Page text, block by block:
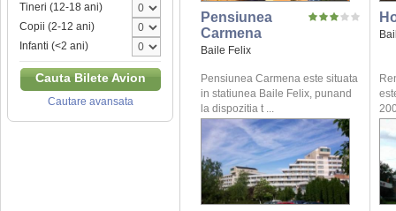
Tineri (12-18 ani)
Copii (2-12 ani)
Infanti (<2 ani)
Cauta Bilete Avion
Cautare avansata
Pensiunea
Carmena
Baile Felix
Pensiunea Carmena este situata
in statiunea Baile Felix, punand
la dispozitia t ...